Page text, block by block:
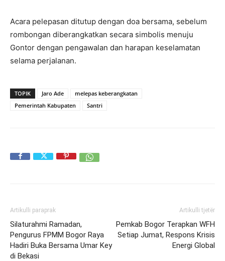
Acara pelepasan ditutup dengan doa bersama, sebelum
rombongan diberangkatkan secara simbolis menuju
Gontor dengan pengawalan dan harapan keselamatan
selama perjalanan.
TOPIK Jaro Ade
melepas keberangkatan
Pemerintah Kabupaten
Santri
Artikulli paraprak
Silaturahmi Ramadan,
Pengurus FPMM Bogor Raya
Hadiri Buka Bersama Umar Key
di Bekasi
Artikulli tjetër
Pemkab Bogor Terapkan WFH
Setiap Jumat, Respons Krisis
Energi Global